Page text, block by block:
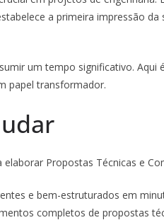
a primeira impressão da
um tempo significativo. Aqui
papel transformador.
Propostas Técnicas e
e bem-estruturados em
completos de propostas